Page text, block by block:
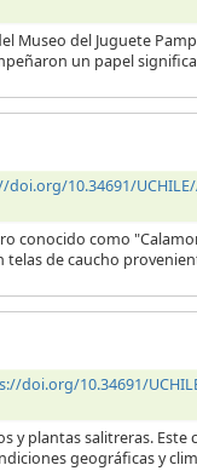
Museo del Juguete
un papel
10.34691/UCHILE/
conocido como
de caucho
doi.org/10.34691/
plantas salitreras. Este
geográficas y